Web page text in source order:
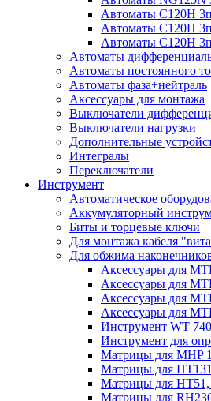
Автоматы С120Н
Автоматы С120Н
Автоматы С120Н
Автоматы
Автоматы постоянного
Автоматы фаза+нейтраль
Аксессуары для монтажа
Выключатели
Выключатели нагрузки
Дополнительные
Интегралы
Переключатели
Инструмент
Автоматическое
Аккумуляторный
Биты и торцевые ключи
Для монтажа кабеля
Для обжима
Аксессуары для
Аксессуары для
Аксессуары для
Аксессуары для
Инструмент WT
Инструмент для
Матрицы для MHP
Матрицы для НТ131
Матрицы для НТ51,
Матрицы для